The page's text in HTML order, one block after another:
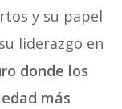
y su papel
liderazgo en
donde los
más